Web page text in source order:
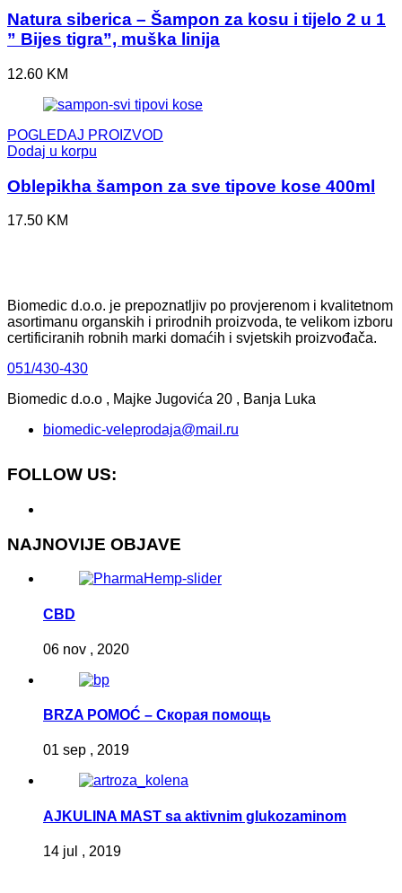
Natura siberica – Šampon za kosu i tijelo 2 u 1
” Bijes tigra”, muška linija
12.60 KM
POGLEDAJ PROIZVOD
Dodaj u korpu
Oblepikha šampon za sve tipove kose 400ml
17.50 KM
Biomedic d.o.o. je prepoznatljiv po provjerenom i kvalitetnom
asortimanu organskih i prirodnih proizvoda, te velikom izboru
certificiranih robnih marki domaćih i svjetskih proizvođača.
051/430-430
Biomedic d.o.o , Majke Jugovića 20 , Banja Luka
biomedic-veleprodaja@mail.ru
FOLLOW US:
NAJNOVIJE OBJAVE
CBD
06 nov , 2020
BRZA POMOĆ – Скорая помощь
01 sep , 2019
AJKULINA MAST sa aktivnim glukozaminom
14 jul , 2019